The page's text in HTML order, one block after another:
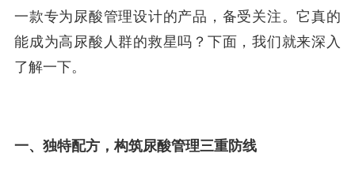
一款专为尿酸管理设计的产品，备受关注。它真的
能成为高尿酸人群的救星吗？下面，我们就来深入
了解一下。
一、独特配方，构筑尿酸管理三重防线